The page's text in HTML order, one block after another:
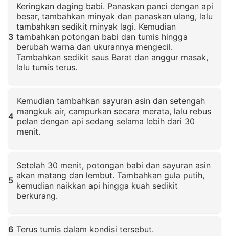
3
Keringkan daging babi. Panaskan panci dengan api
besar, tambahkan minyak dan panaskan ulang, lalu
tambahkan sedikit minyak lagi. Kemudian
tambahkan potongan babi dan tumis hingga
berubah warna dan ukurannya mengecil.
Tambahkan sedikit saus Barat dan anggur masak,
lalu tumis terus.
4
Kemudian tambahkan sayuran asin dan setengah
mangkuk air, campurkan secara merata, lalu rebus
pelan dengan api sedang selama lebih dari 30
menit.
5
Setelah 30 menit, potongan babi dan sayuran asin
akan matang dan lembut. Tambahkan gula putih,
kemudian naikkan api hingga kuah sedikit
berkurang.
6 Terus tumis dalam kondisi tersebut.